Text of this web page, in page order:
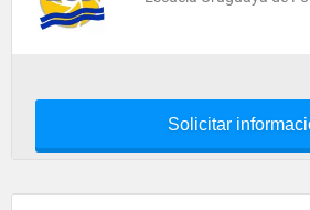
Solicitar